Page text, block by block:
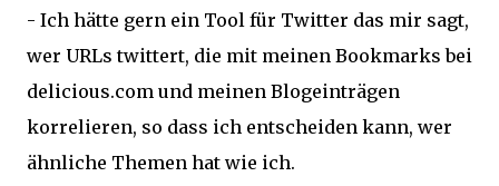
- Ich hätte gern ein Tool für Twitter das mir sagt,
wer URLs twittert, die mit meinen Bookmarks bei
delicious.com und meinen Blogeinträgen
korrelieren, so dass ich entscheiden kann, wer
ähnliche Themen hat wie ich.